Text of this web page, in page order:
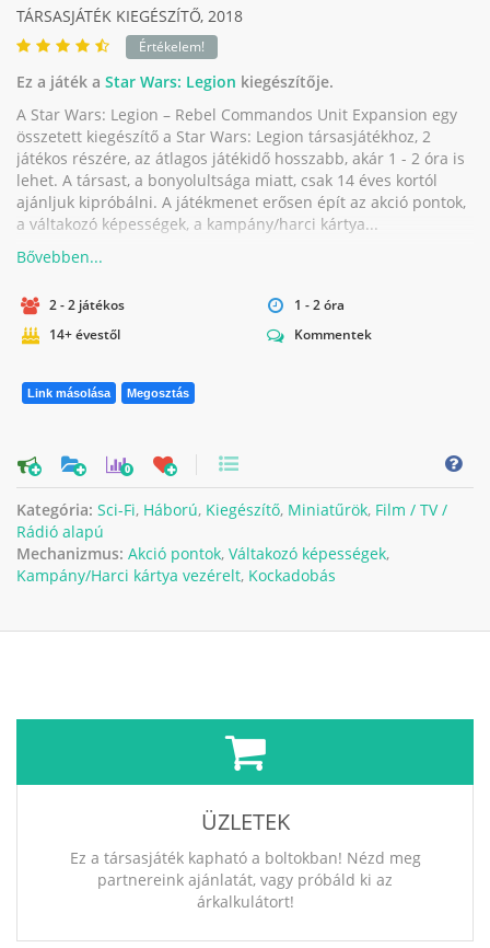
TÁRSASJÁTÉK KIEGÉSZÍTŐ, 2018
Értékelem!
Ez a játék a Star Wars: Legion kiegészítője.
A Star Wars: Legion – Rebel Commandos Unit Expansion egy
összetett kiegészítő a Star Wars: Legion társasjátékhoz, 2
játékos részére, az átlagos játékidő hosszabb, akár 1 - 2 óra is
lehet. A társast, a bonyolultsága miatt, csak 14 éves kortól
ajánljuk kipróbálni. A játékmenet erősen épít az akció pontok,
a váltakozó képességek, a kampány/harci kártya...
2 - 2 játékos
1 - 2 óra
14+ évestől
Kommentek
Link másolása Megosztás
0
Kategória: Sci-Fi, Háború, Kiegészítő, Miniatűrök, Film / TV /
Rádió alapú
Mechanizmus: Akció pontok, Váltakozó képességek,
Kampány/Harci kártya vezérelt, Kockadobás
ÜZLETEK
Ez a társasjáték kapható a boltokban! Nézd meg
partnereink ajánlatát, vagy próbáld ki az
árkalkulátort!